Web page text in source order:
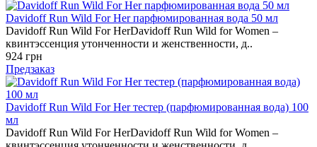
Davidoff Run Wild For Her парфюмированная вода 50 мл
Davidoff Run Wild For HerDavidoff Run Wild for Women –
квинтэссенция утонченности и женственности, д..
924 грн
Предзаказ
Davidoff Run Wild For Her тестер (парфюмированная вода) 100
мл
Davidoff Run Wild For HerDavidoff Run Wild for Women –